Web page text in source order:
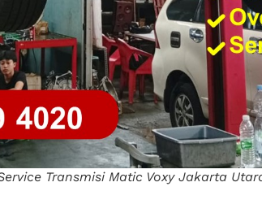
Transmisi Matic Voxy Jakarta